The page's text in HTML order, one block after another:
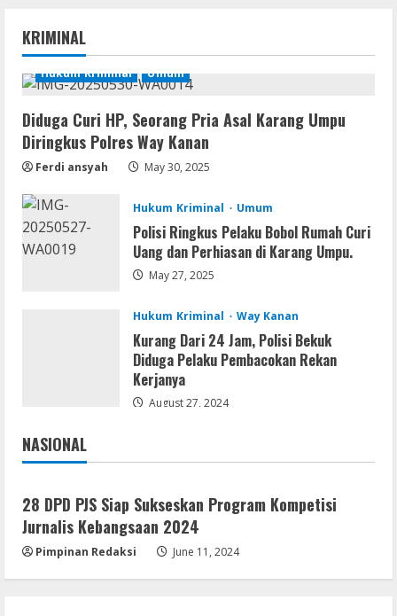
2
Lan
Assassin’s Creed Shadows Digital
Deluxe Edition Cracked Rune Release
for Desktop
Umum
Profil AKBP Ramadhona, Eks Perwira
Brimob Papua Kini Jabat Kapolres Way
Kanan
August 5, 2026
Umum
Profil AKBP Ramadhona, Eks Perwira
Brimob Papua Kini Jabat Kapolres Way
Kanan,Masyarakat Ogan Di Lampung
KRIMINAL
Hukum Kriminal Umum
Diduga Curi HP, Seorang Pria Asal Karang Umpu
Diringkus Polres Way Kanan
Ferdi ansyah May 30, 2025
Hukum Kriminal Umum
Polisi Ringkus Pelaku Bobol Rumah Curi
Uang dan Perhiasan di Karang Umpu.
May 27, 2025
Hukum Kriminal Way Kanan
Kurang Dari 24 Jam, Polisi Bekuk
Diduga Pelaku Pembacokan Rekan
Kerjanya
August 27, 2024
NASIONAL
Jakarta
28 DPD PJS Siap Sukseskan Program Kompetisi
Jurnalis Kebangsaan 2024
Pimpinan Redaksi June 11, 2024